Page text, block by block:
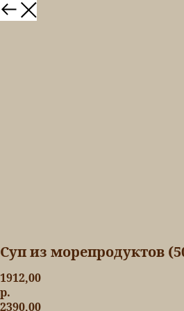
Суп из морепродуктов
1912,00
р.
2390,00